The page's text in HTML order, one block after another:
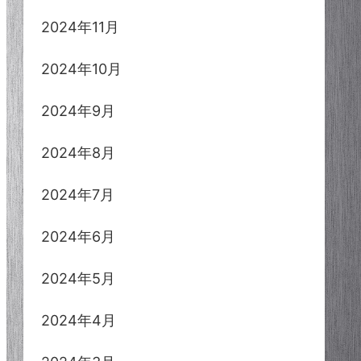
2024年11月
2024年10月
2024年9月
2024年8月
2024年7月
2024年6月
2024年5月
2024年4月